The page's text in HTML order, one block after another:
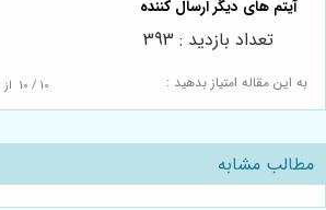
به این مقاله امتیاز بدهید : 10 / 10 از
تعداد بازدید : 393
مطالب مشابه